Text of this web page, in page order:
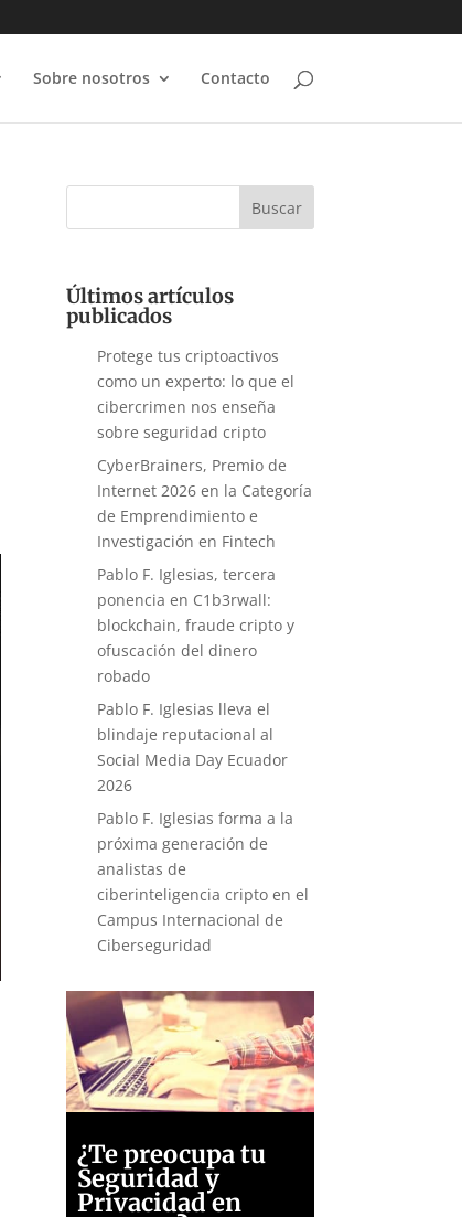
Sobre nosotros Contacto
Últimos artículos
publicados
Protege tus criptoactivos
como un experto: lo que el
cibercrimen nos enseña
sobre seguridad cripto
CyberBrainers, Premio de
Internet 2026 en la Categoría
de Emprendimiento e
Investigación en Fintech
Pablo F. Iglesias, tercera
ponencia en C1b3rwall:
blockchain, fraude cripto y
ofuscación del dinero
robado
Pablo F. Iglesias lleva el
blindaje reputacional al
Social Media Day Ecuador
2026
Pablo F. Iglesias forma a la
próxima generación de
analistas de
ciberinteligencia cripto en el
Campus Internacional de
Ciberseguridad
¿Te preocupa tu
Seguridad y
Privacidad en